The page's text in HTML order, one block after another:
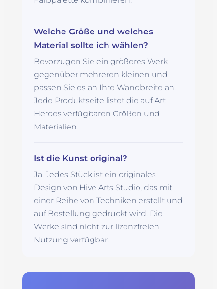
Welche Größe und welches
Material sollte ich wählen?
Bevorzugen Sie ein größeres Werk
gegenüber mehreren kleinen und
passen Sie es an Ihre Wandbreite an.
Jede Produktseite listet die auf Art
Heroes verfügbaren Größen und
Materialien.
Ist die Kunst original?
Ja. Jedes Stück ist ein originales
Design von Hive Arts Studio, das mit
einer Reihe von Techniken erstellt und
auf Bestellung gedruckt wird. Die
Werke sind nicht zur lizenzfreien
Nutzung verfügbar.